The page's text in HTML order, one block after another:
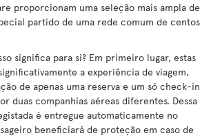
proporcionam uma seleção mais ampla de
partido de uma rede comum de centos
significa para si? Em primeiro lugar, estas
a experiência de viagem,
de apenas uma reserva e um só check-in
duas companhias aéreas diferentes. Dessa
é entregue automaticamente no
beneficiará de proteção em caso de